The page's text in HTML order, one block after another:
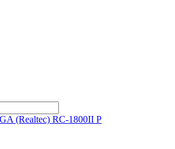
(Realtec) RC-1800II P